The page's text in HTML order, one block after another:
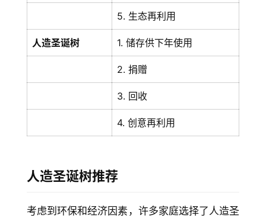
5. 生态再利用
人造圣诞树 1. 储存供下年使用
2. 捐赠
3. 回收
4. 创意再利用
人造圣诞树推荐
考虑到环保和经济因素，许多家庭选择了人造圣